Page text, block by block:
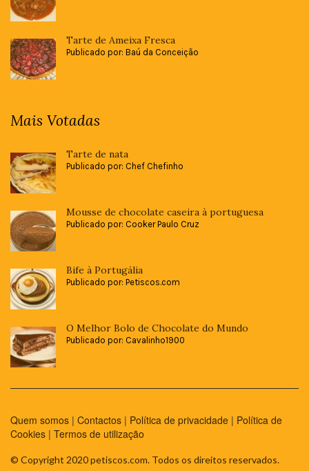
Tarte de Ameixa Fresca
Publicado por: Baú da Conceição
Mais Votadas
Tarte de nata
Publicado por: Chef Chefinho
Mousse de chocolate caseira à portuguesa
Publicado por: Cooker Paulo Cruz
Bife à Portugália
Publicado por: Petiscos.com
O Melhor Bolo de Chocolate do Mundo
Publicado por: Cavalinho1900
Quem somos | Contactos | Política de privacidade | Política de
Cookies | Termos de utilização
© Copyright 2020 petiscos.com. Todos os direitos reservados.